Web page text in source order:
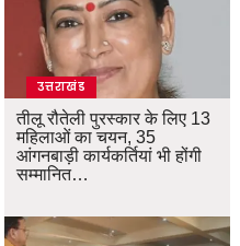
उत्तराखंड
तीलू रौतेली पुरस्कार के लिए 13
महिलाओं का चयन, 35
आंगनबाड़ी कार्यकर्तियां भी होंगी
सम्मानित…